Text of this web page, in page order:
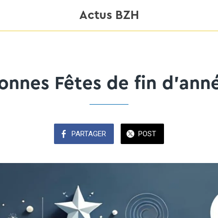
Actus BZH
Fêtes de fin
PARTAGER POST